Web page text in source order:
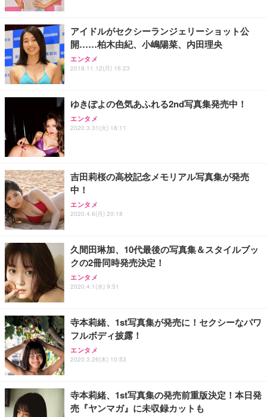
アイドルがセクシーランジェリーショット公
開……柏木由紀、小嶋陽菜、内田理央
エンタメ
2018.11.12(月) 16:23
ゆきぽよの色気あふれる2nd写真集発売中！
エンタメ
2020.3.31(火) 18:11
吉田莉桜の高校記念メモリアル写真集が発売
中！
エンタメ
2020.4.6(月) 20:18
久間田琳加、10代最後の写真集＆スタイルブッ
クの2冊同時発売決定！
エンタメ
2020.4.1(水) 9:51
寺本莉緒、1st写真集が発売に！セクシーなパワ
フルボディ披露！
エンタメ
2020.3.26(木) 10:53
寺本莉緒、1st写真集の発売前重版決定！本日発
売『ヤンマガ』に未収録カットも